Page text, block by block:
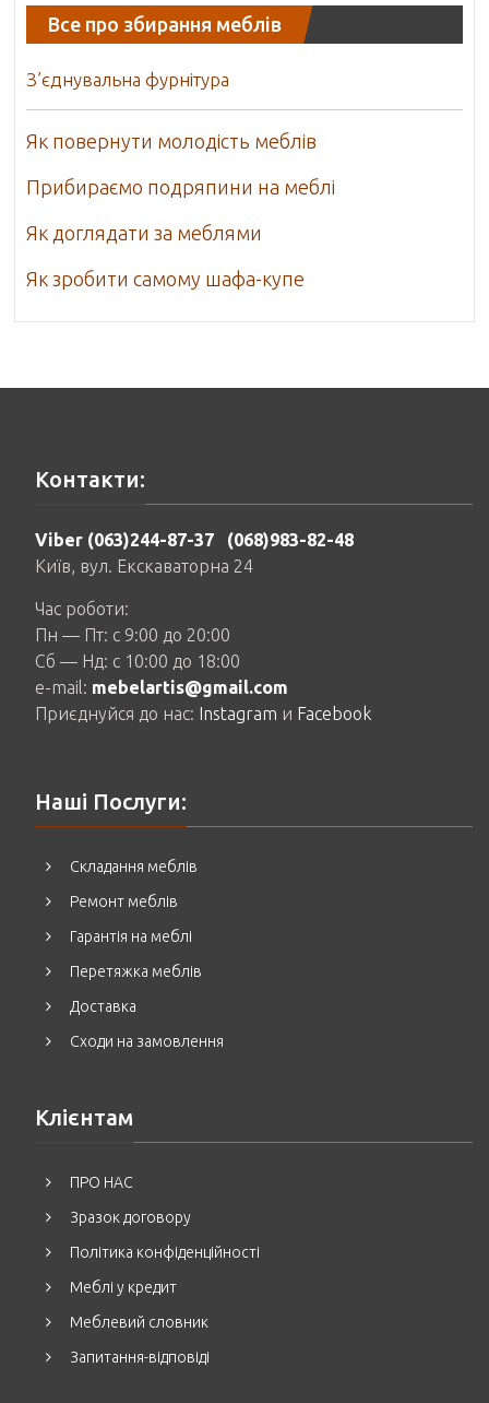
Все про збирання меблів
З’єднувальна фурнітура
Як повернути молодість меблів
Прибираємо подряпини на меблі
Як доглядати за меблями
Як зробити самому шафа-купе
Контакти:
Viber (063)244-87-37
(068)983-82-48
Київ, вул. Екскаваторна 24
Час роботи:
Пн — Пт: c 9:00 до 20:00
Сб — Нд: c 10:00 до 18:00
e-mail: mebelartis@gmail.com
Приєднуйся до нас: Instagram и Facebook
Наші Послуги:
Складання меблів
Ремонт меблів
Гарантія на меблі
Перетяжка меблів
Доставка
Сходи на замовлення
Клієнтам
ПРО НАС
Зразок договору
Політика конфіденційності
Меблі у кредит
Меблевий словник
Запитання-відповіді